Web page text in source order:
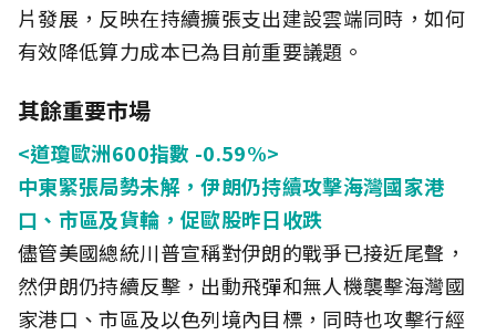
片發展，反映在持續擴張支出建設雲端同時，如何
有效降低算力成本已為目前重要議題。
其餘重要市場
<道瓊歐洲600指數 -0.59%>
中東緊張局勢未解，伊朗仍持續攻擊海灣國家港
口、市區及貨輪，促歐股昨日收跌
儘管美國總統川普宣稱對伊朗的戰爭已接近尾聲，
然伊朗仍持續反擊，出動飛彈和無人機襲擊海灣國
家港口、市區及以色列境內目標，同時也攻擊行經